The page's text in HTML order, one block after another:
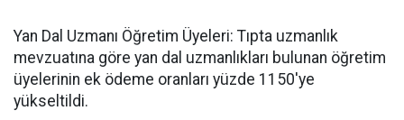
​Yan Dal Uzmanı Öğretim Üyeleri: Tıpta uzmanlık
mevzuatına göre yan dal uzmanlıkları bulunan öğretim
üyelerinin ek ödeme oranları yüzde 1150'ye
yükseltildi.